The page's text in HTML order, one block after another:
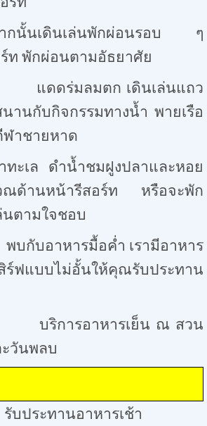
ากนั้นเดินเล่นพักผ่อนรอบ ๆ
ท พักผ่อนตามอัธยาศัย
มลมตก เดินเล่นแถว
นกับกิจกรรมทางน้ำ พายเรือ
าชายหาด
ทะเล ดำน้ำชมฝูงปลาและหอย
วณด้านหน้ารีสอร์ท หรือจะพัก
ตามใจชอบ
าหารมื้อค่ำ เรามีอาหาร
ฟแบบไม่อั้นให้คุณรับประทาน
รอาหารเย็น ณ สวน
ะวันพลบ
รับประทานอาหารเช้า